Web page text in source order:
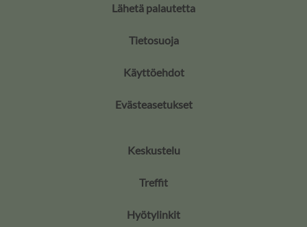
Lähetä palautetta
Tietosuoja
Käyttöehdot
Evästeasetukset
Keskustelu
Treffit
Hyötylinkit